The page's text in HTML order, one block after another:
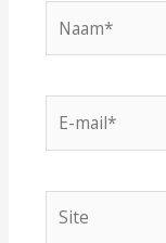
mail*